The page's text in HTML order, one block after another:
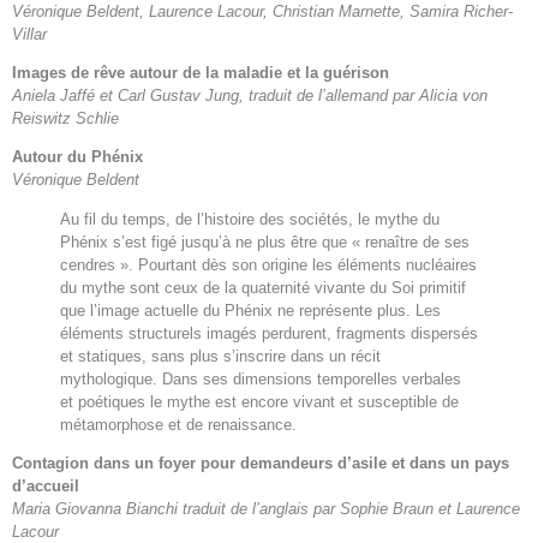
Véronique Beldent, Laurence Lacour, Christian Marnette, Samira Richer-
Villar
Images de rêve autour de la maladie et la guérison
Aniela Jaffé et Carl Gustav Jung, traduit de l’allemand par Alicia von
Reiswitz Schlie
Autour du Phénix
Véronique Beldent
Au fil du temps, de l’histoire des sociétés, le mythe du
Phénix s’est figé jusqu’à ne plus être que « renaître de ses
cendres ». Pourtant dès son origine les éléments nucléaires
du mythe sont ceux de la quaternité vivante du Soi primitif
que l’image actuelle du Phénix ne représente plus. Les
éléments structurels imagés perdurent, fragments dispersés
et statiques, sans plus s’inscrire dans un récit
mythologique. Dans ses dimensions temporelles verbales
et poétiques le mythe est encore vivant et susceptible de
métamorphose et de renaissance.
Contagion dans un foyer pour demandeurs d’asile et dans un pays
d’accueil
Maria Giovanna Bianchi traduit de l’anglais par Sophie Braun et Laurence
Lacour